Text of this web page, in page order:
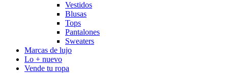
Vestidos
Blusas
Tops
Pantalones
Sweaters
Marcas de lujo
Lo + nuevo
Vende tu ropa